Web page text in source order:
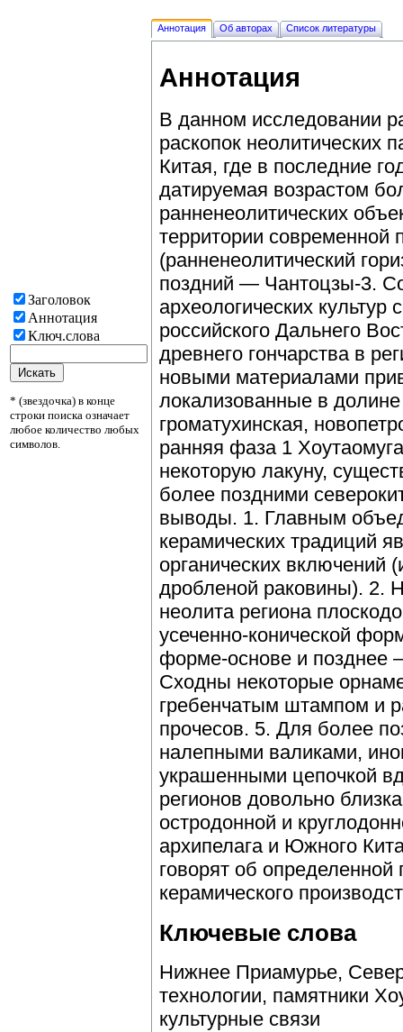
Заголовок
Аннотация
Ключ.слова
* (звездочка) в конце
строки поиска означает
любое количество любых
символов.
Аннотация Об авторах Список литературы
Аннотация
В данном исследовании
раскопок неолитических
Китая, где в последние
датируемая возрастом
ранненеолитических
территории
(ранненеолитический
поздний — Чантоцзы-3.
археологических
российского Дальнего
древнего гончарства в
новыми материалами
локализованные в
громатухинская,
ранняя фаза 1
некоторую лакуну,
более поздними
выводы. 1. Главным
керамических традиций
органических
дробленой раковины). 2.
неолита региона
усеченно-конической
форме-основе и позднее
Сходны некоторые
гребенчатым штампом и
прочесов. 5. Для более
налепными валиками,
украшенными цепочкой
регионов довольно
остродонной и
архипелага и Южного
говорят об
керамического
Ключевые слова
Нижнее Приамурье,
технологии, памятники
культурные связи